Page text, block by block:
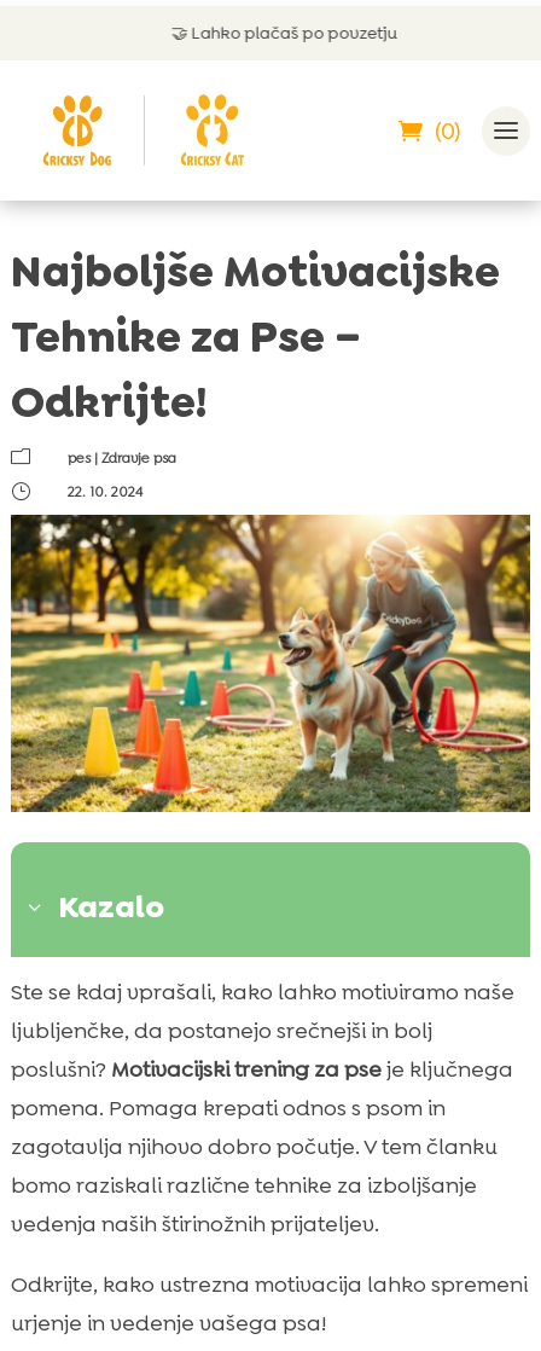
Lahko plačaš po povzetju
(0)
Najboljše Motivacijske
Tehnike za Pse –
Odkrijte!
m pes|Zdravje psa
}
22. 10. 2024
3 Kazalo
 Uvod v Motivacijo za Pse
 Pozitivna Okrepitev
 Uporaba Posladkov kot Motivacija
 Motivacija s CricksyDog Hrano
Motivacija preko Igranja
Motivacija z Uporabo Pohvale
 Učinkovitost Rutine
 Kako se Izogniti Motivacijskim Napakam
 Motivacija za pse s pozitivnim vedenjem
Ste se kdaj vprašali, kako lahko motiviramo naše
ljubljenčke, da postanejo srečnejši in bolj
poslušni? Motivacijski trening za pseje ključnega
pomena. Pomaga krepati odnos s psom in
zagotavlja njihovo dobro počutje. V tem članku
bomo raziskali različne tehnike za izboljšanje
vedenja naših štirinožnih prijateljev.
Odkrijte, kako ustrezna motivacija lahko spremeni
urjenje in vedenje vašega psa!